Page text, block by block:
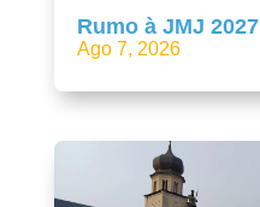
Rumo à JMJ
Ago 7, 2026